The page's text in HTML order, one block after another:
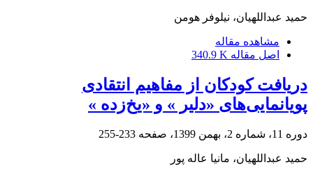
حمید عبداللهیان، نیلوفر هومن
مشاهده مقاله
اصل مقاله 340.9 K
دریافت کودکان از مفاهیم انتقادی
پویانمایی‌های «دلیر » و «یخ‌زده »
دوره 11، شماره 2، بهمن 1399، صفحه 233-255
حمید عبداللهیان، مانیا عاله پور